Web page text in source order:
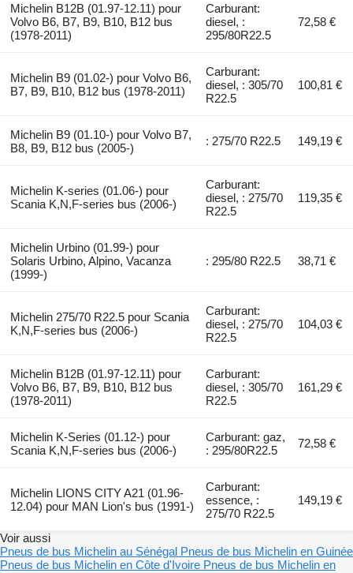
Michelin B12B (01.97-12.11) pour
Volvo B6, B7, B9, B10, B12 bus
(1978-2011)
Carburant:
diesel, :
295/80R22.5
72,58 €
Michelin B9 (01.02-) pour Volvo B6,
B7, B9, B10, B12 bus (1978-2011)
Carburant:
diesel, : 305/70
R22.5
100,81 €
Michelin B9 (01.10-) pour Volvo B7,
B8, B9, B12 bus (2005-)
: 275/70 R22.5 149,19 €
Michelin K-series (01.06-) pour
Scania K,N,F-series bus (2006-)
Carburant:
diesel, : 275/70
R22.5
119,35 €
Michelin Urbino (01.99-) pour
Solaris Urbino, Alpino, Vacanza
(1999-)
: 295/80 R22.5 38,71 €
Michelin 275/70 R22.5 pour Scania
K,N,F-series bus (2006-)
Carburant:
diesel, : 275/70
R22.5
104,03 €
Michelin B12B (01.97-12.11) pour
Volvo B6, B7, B9, B10, B12 bus
(1978-2011)
Carburant:
diesel, : 305/70
R22.5
161,29 €
Michelin K-Series (01.12-) pour
Scania K,N,F-series bus (2006-)
Carburant: gaz,
: 295/80R22.5
72,58 €
Michelin LIONS CITY A21 (01.96-
12.04) pour MAN Lion's bus (1991-)
Carburant:
essence, :
275/70 R22.5
149,19 €
Voir aussi
Pneus de bus Michelin au Sénégal Pneus de bus Michelin en Guinée
Pneus de bus Michelin en Côte d'Ivoire Pneus de bus Michelin en